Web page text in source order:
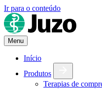
Ir para o conteúdo
Menu
Início
Produtos
Terapias de